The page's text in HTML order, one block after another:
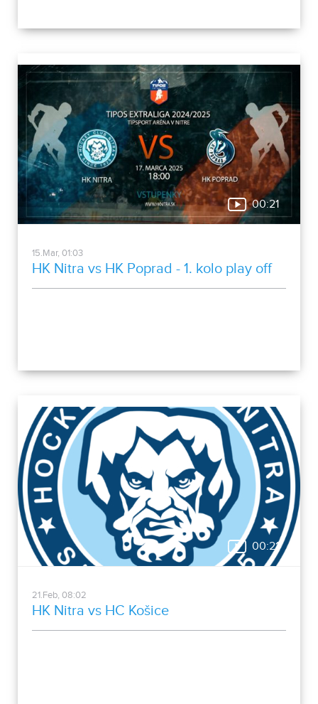
00:21
15.Mar, 01:03
HK Nitra vs HK Poprad - 1. kolo play off
00:21
21.Feb, 08:02
HK Nitra vs HC Košice